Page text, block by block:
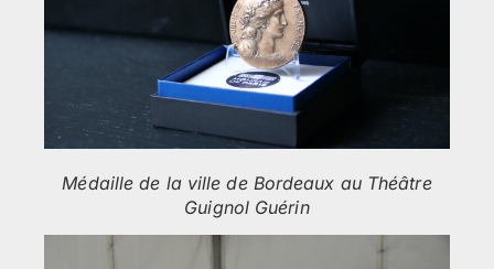
Médaille de la ville de Bordeaux au Théâtre
Guignol Guérin